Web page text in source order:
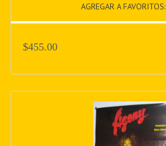
AGREGAR A FAVORITOS:
$455.00